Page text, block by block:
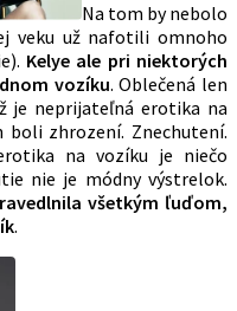
Na tom by nebolo
veku už nafotili omnoho
Kelye ale pri niektorých
vozíku. Oblečená len
je neprijateľná erotika na
boli zhrození. Znechutení.
na vozíku je niečo
nie je módny výstrelok.
všetkým ľuďom,
.